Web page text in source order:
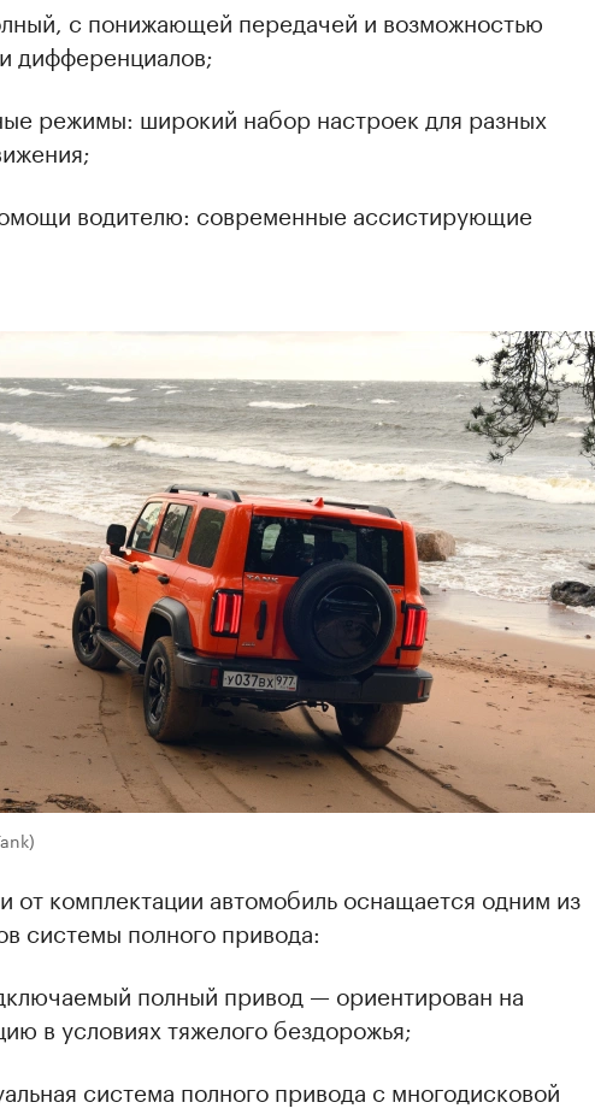
с понижающей передачей и возможностью
дифференциалов;
режимы: широкий набор настроек для разных
водителю: современные ассистирующие
от комплектации автомобиль оснащается одним из
системы полного привода:
полный привод — ориентирован на
в условиях тяжелого бездорожья;
система полного привода с многодисковой